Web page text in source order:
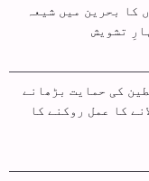
کا بحرین میں شیعہ
تشویش
کی حمایت بڑھانے
کا عمل روکنے کا